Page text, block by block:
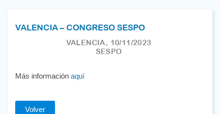
VALENCIA – CONGRESO SESPO
VALENCIA, 10/11/2023
SESPO
Más información aquí
Volver